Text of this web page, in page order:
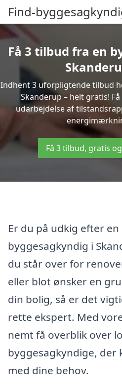
Find-
Få 3 tilbud fra en
Indhent 3 uforpligtende tilbud
Skanderup – helt gratis!
udarbejdelse af
Få 3 tilbud, gratis
Er du på udkig efter
byggesagkyndig i
du står over for
eller blot ønsker en
din bolig, så er det
rette ekspert. Med
nemt få overblik over
byggesagkyndige, der
med dine behov.